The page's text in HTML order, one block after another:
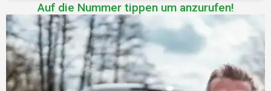
Auf die Nummer tippen um anzurufen!